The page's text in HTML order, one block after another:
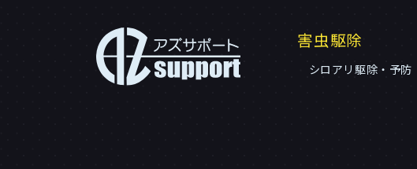
害虫駆除
シロアリ駆除・予防